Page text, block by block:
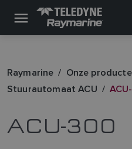
Raymarine Onze
Stuurautomaat ACU
ACU-300